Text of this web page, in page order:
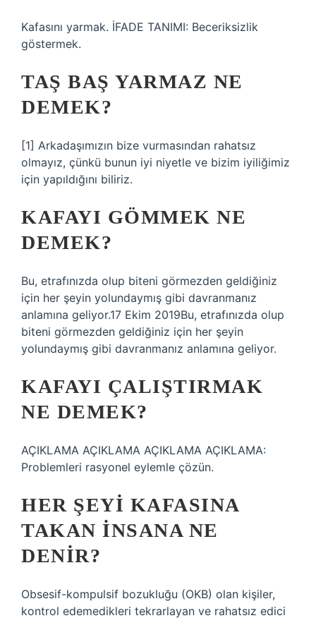
Kafasını yarmak. İFADE TANIMI: Beceriksizlik
göstermek.
TAŞ BAŞ YARMAZ NE
DEMEK?
[1] Arkadaşımızın bize vurmasından rahatsız
olmayız, çünkü bunun iyi niyetle ve bizim iyiliğimiz
için yapıldığını biliriz.
KAFAYI GÖMMEK NE
DEMEK?
Bu, etrafınızda olup biteni görmezden geldiğiniz
için her şeyin yolundaymış gibi davranmanız
anlamına geliyor.17 Ekim 2019Bu, etrafınızda olup
biteni görmezden geldiğiniz için her şeyin
yolundaymış gibi davranmanız anlamına geliyor.
KAFAYI ÇALIŞTIRMAK
NE DEMEK?
AÇIKLAMA AÇIKLAMA AÇIKLAMA AÇIKLAMA:
Problemleri rasyonel eylemle çözün.
HER ŞEYI KAFASINA
TAKAN INSANA NE
DENIR?
Obsesif-kompulsif bozukluğu (OKB) olan kişiler,
kontrol edemedikleri tekrarlayan ve rahatsız edici